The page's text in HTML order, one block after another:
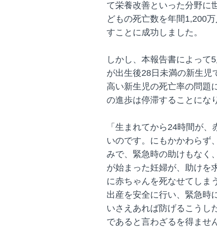
て栄養改善といった分野に
どもの死亡数を年間1,200
すことに成功しました。
しかし、本報告書によって
が出生後28日未満の新生児
高い新生児の死亡率の問題
の進歩は停滞することにな
「生まれてから24時間が
いのです。にもかかわらず
みで、緊急時の助けもなく
が始まった妊婦が、助けを
に赤ちゃんを死なせてしま
出産を安全に行い、緊急時
いさえあれば防げるこうし
であると言わざるを得ませ